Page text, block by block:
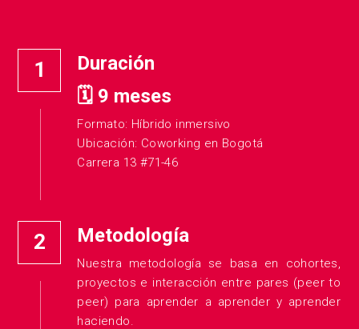
1
Duración
🗓️ 9 meses
Formato: Híbrido inmersivo
Ubicación: Coworking en Bogotá
Carrera 13 #71-46
2 Metodología
Nuestra metodología se basa en cohortes,
proyectos e interacción entre pares (peer to
peer) para aprender a aprender y aprender
haciendo.